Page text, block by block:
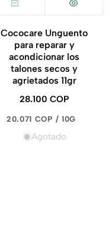
Cococare Unguento
para reparar y
acondicionar los
talones secos y
agrietados 11gr
Precio
28.100 COP
PRECIO
20.071 COP / POR
10G
Agotado